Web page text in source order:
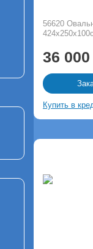
56620
36 000
Купить в